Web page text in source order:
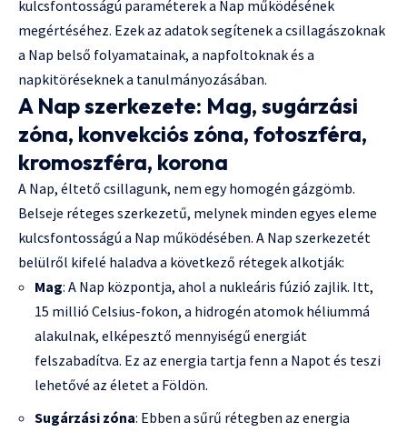
kulcsfontosságú paraméterek a Nap működésének
megértéséhez. Ezek az adatok segítenek a csillagászoknak
a Nap belső folyamatainak, a napfoltoknak és a
napkitöréseknek a tanulmányozásában.
A Nap szerkezete: Mag, sugárzási
zóna, konvekciós zóna, fotoszféra,
kromoszféra, korona
A Nap, éltető csillagunk, nem egy homogén gázgömb.
Belseje réteges szerkezetű, melynek minden egyes eleme
kulcsfontosságú a Nap működésében. A Nap szerkezetét
belülről kifelé haladva a következő rétegek alkotják:
Mag: A Nap központja, ahol a nukleáris fúzió zajlik. Itt,
15 millió Celsius-fokon, a hidrogén atomok héliummá
alakulnak, elképesztő mennyiségű energiát
felszabadítva. Ez az energia tartja fenn a Napot és teszi
lehetővé az életet a Földön.
Sugárzási zóna: Ebben a sűrű rétegben az energia